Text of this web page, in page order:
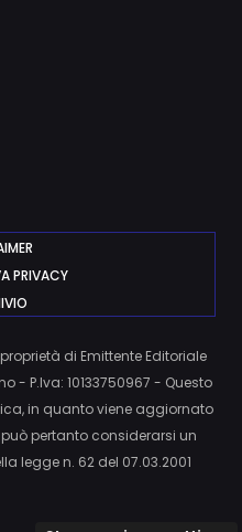
PRIVACY
di Emittente Editoriale
- P.Iva: 10133750967 - Questo
in quanto viene aggiornato
pertanto considerarsi un
legge n. 62 del 07.03.2001